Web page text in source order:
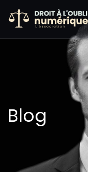
Blog